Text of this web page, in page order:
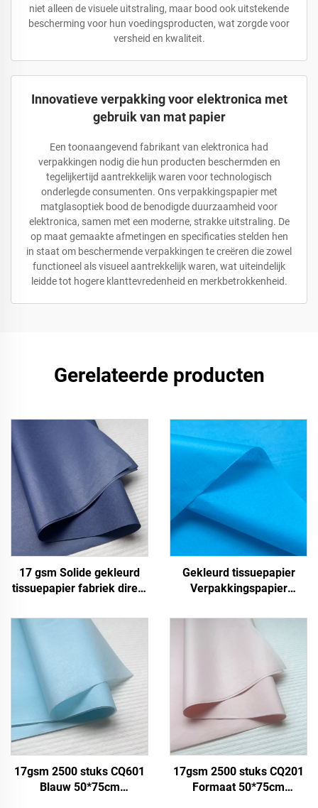
niet alleen de visuele uitstraling, maar bood ook uitstekende
bescherming voor hun voedingsproducten, wat zorgde voor
versheid en kwaliteit.
Innovatieve verpakking voor elektronica met
gebruik van mat papier
Een toonaangevend fabrikant van elektronica had
verpakkingen nodig die hun producten beschermden en
tegelijkertijd aantrekkelijk waren voor technologisch
onderlegde consumenten. Ons verpakkingspapier met
matglasoptiek bood de benodigde duurzaamheid voor
elektronica, samen met een moderne, strakke uitstraling. De
op maat gemaakte afmetingen en specificaties stelden hen
in staat om beschermende verpakkingen te creëren die zowel
functioneel als visueel aantrekkelijk waren, wat uiteindelijk
leidde tot hogere klanttevredenheid en merkbetrokkenheid.
Gerelateerde producten
17 gsm Solide gekleurd
tissuepapier fabriek direct
voedsel fruit appel tomaat
druif verpakkingspapier
Gekleurd tissuepapier
Verpakkingspapier
17gsm
17gsm 2500 stuks CQ601
Blauw 50*75cm
17gsm 2500 stuks CQ201
Formaat 50*75cm